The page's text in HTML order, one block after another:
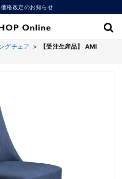
格改定のお知らせ
グチェア >
【受注生産品】 AMI